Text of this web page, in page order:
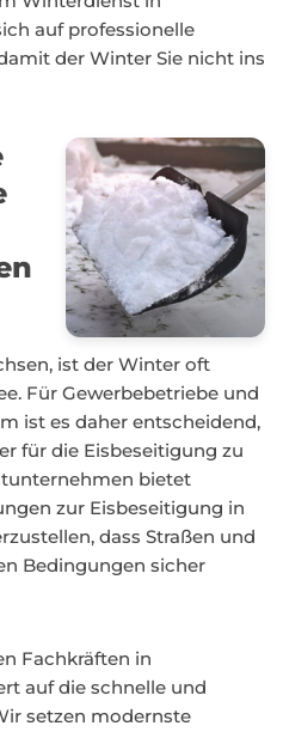
auf professionelle
der Winter Sie nicht ins
ist der Winter oft
Für Gewerbebetriebe und
ist es daher entscheidend,
für die Eisbeseitigung zu
bietet
zur Eisbeseitigung in
dass Straßen und
Bedingungen sicher
Fachkräften in
auf die schnelle und
setzen modernste